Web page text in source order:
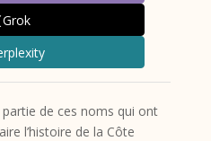
Grok
de ces noms qui ont
l’histoire de la Côte